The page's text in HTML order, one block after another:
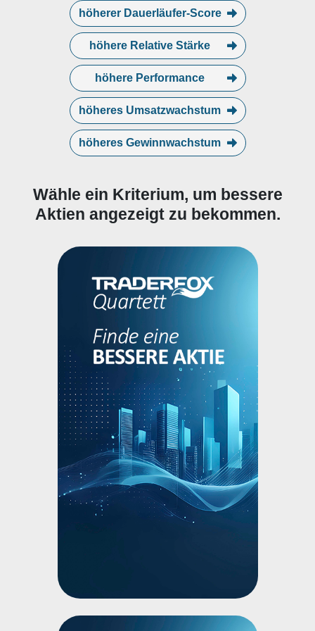
Bagger, Schleifmaschinen,
Hochdruckreiniger,
Kompressoren, Arbeits- und
Hebebühnen, Container wie auch
mobilen Toilettenwagen und
Duschkabinen. Ashtead Group plc
wurde 1984 gegründet und hat
ihren Hauptsitz in London, UK.
höherer Dauerläufer-Score
höhere Relative Stärke
höhere Performance
höheres Umsatzwachstum
höheres Gewinnwachstum
Wähle ein Kriterium, um bessere
Aktien angezeigt zu bekommen.